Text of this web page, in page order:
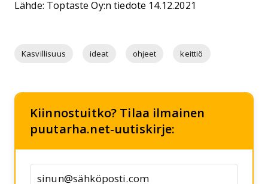
Lähde: Toptaste Oy:n tiedote 14.12.2021
Kasvillisuus ideat ohjeet keittiö
Kiinnostuitko? Tilaa ilmainen
puutarha.net-uutiskirje: